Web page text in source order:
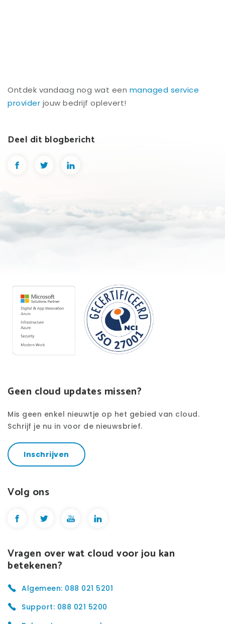
Ontdek vandaag nog wat een managed service
provider jouw bedrijf oplevert!
Deel dit blogbericht
Geen cloud updates missen?
Mis geen enkel nieuwtje op het gebied van cloud.
Schrijf je nu in voor de nieuwsbrief.
Inschrijven
Volg ons
Vragen over wat cloud voor jou kan
betekenen?
Algemeen: 088 021 5201
Support: 088 021 5200